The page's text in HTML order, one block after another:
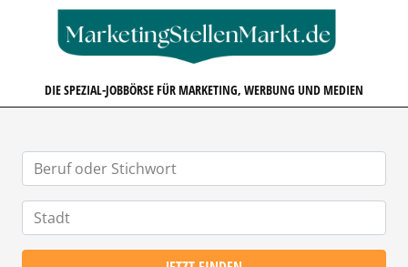
DIE SPEZIAL-JOBBÖRSE FÜR MARKETING, WERBUNG UND MEDIEN